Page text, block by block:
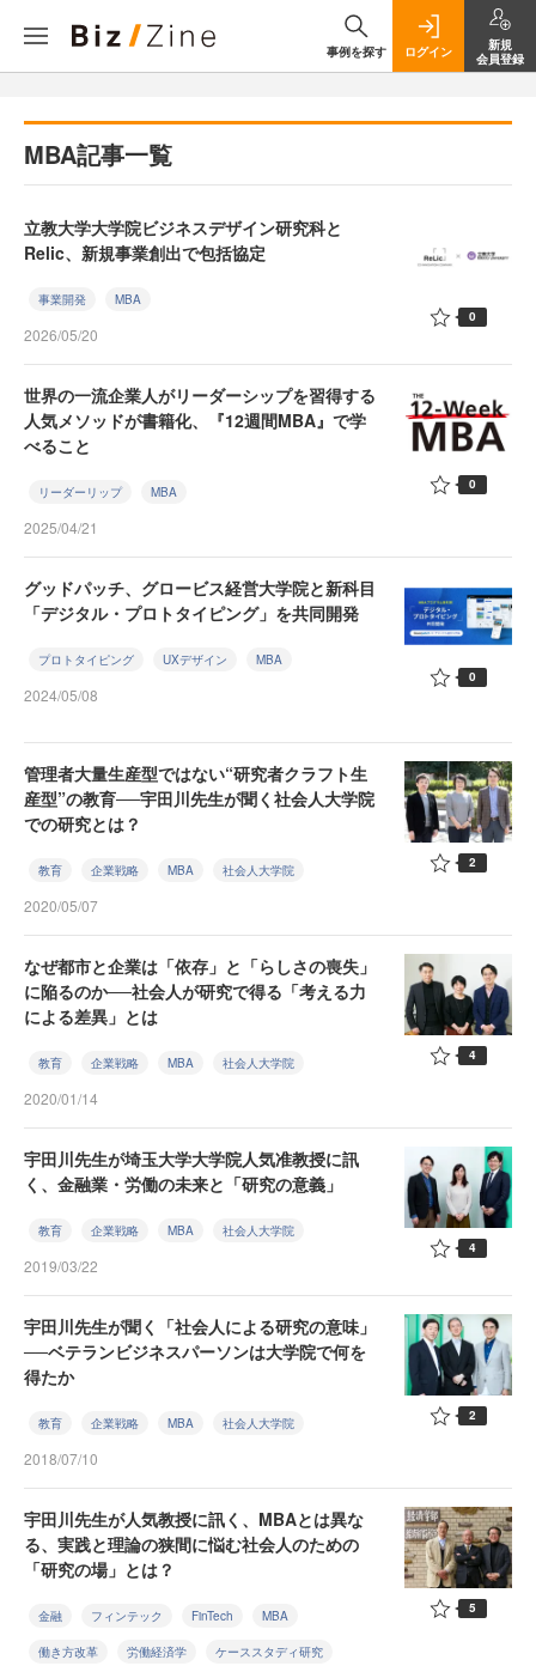
事例を探す ログイン
新規
会員登録
MBA記事一覧
立教大学大学院ビジネスデザイン研究科と
Relic、新規事業創出で包括協定
事業開発 MBA
2026/05/20
0
世界の一流企業人がリーダーシップを習得する
人気メソッドが書籍化、『12週間MBA』で学
べること
リーダーリップ MBA
2025/04/21
0
グッドパッチ、グロービス経営大学院と新科目
「デジタル・プロトタイピング」を共同開発
プロトタイピング UXデザイン MBA
2024/05/08
0
管理者大量生産型ではない“研究者クラフト生
産型”の教育──宇田川先生が聞く社会人大学院
での研究とは？
教育 企業戦略 MBA 社会人大学院
2020/05/07
2
なぜ都市と企業は「依存」と「らしさの喪失」
に陥るのか──社会人が研究で得る「考える力
による差異」とは
教育 企業戦略 MBA 社会人大学院
2020/01/14
4
宇田川先生が埼玉大学大学院人気准教授に訊
く、金融業・労働の未来と「研究の意義」
教育 企業戦略 MBA 社会人大学院
2019/03/22
4
宇田川先生が聞く「社会人による研究の意味」
──ベテランビジネスパーソンは大学院で何を
得たか
教育 企業戦略 MBA 社会人大学院
2018/07/10
2
宇田川先生が人気教授に訊く、MBAとは異な
る、実践と理論の狭間に悩む社会人のための
「研究の場」とは？
金融 フィンテック FinTech MBA
働き方改革 労働経済学 ケーススタディ研究
5